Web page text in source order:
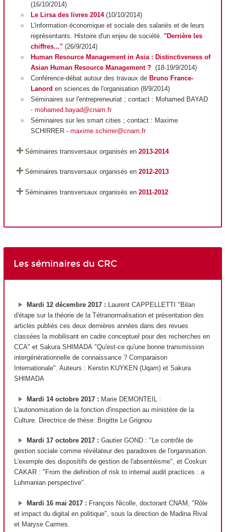
(16/10/2014)
Le Lirsa des livres 2014 (10/10/2014)
L'information économique et sociale des salariés et de leurs
représentants. Histoire d'un enjeu de société. "Derrière les
chiffres..." (26/9/2014)
Human Resource Management in Asia : Distinctiveness of
Asian Human Resource Management ? (18-19/9/2014)
Conférence-débat autour des travaux de Bruno France-
Lanord en sciences de l'organisation (8/9/2014)
Séminaires sur l'entrepreneuriat ; contact : Mohamed BAYAD
- mohamed.bayad@cnam.fr
Séminaires sur les smart cities ; contact : Maxime
SCHIRRER - maxime.schirrer@cnam.fr
Séminaires transversaux organisés en 2013-2014
Séminaires transversaux organisés en 2012-2013
Séminaires transversaux organisés en 2011-2012
Les séminaires du CRC
Mardi 12 décembre 2017 : Laurent CAPPELLETTI "Bilan
d'étape sur la théorie de la Tétranormalisation et présentation des
articles publiés ces deux dernières années dans des revues
classées la mobilisant en cadre conceptuel pour des recherches en
CCA" et Sakura SHIMADA "Qu'est-ce qu'une bonne transmission
intergénérationnelle de connaissance ? Comparaison
Internationale". Auteurs : Kerstin KUYKEN (Uqam) et Sakura
SHIMADA
Mardi 14 octobre 2017 : Marie DEMONTEIL :
L'autonomisation de la fonction d'inspection au ministère de la
Culture. Directrice de thèse: Brigitte Le Grignou
Mardi 17 octobre 2017 : Gautier GOND : "Le contrôle de
gestion sociale comme révélateur des paradoxes de l'organisation.
L'exemple des dispositifs de gestion de l'absentéisme", et Coskun
CAKAR : "From the definition of risk to internal audit practices : a
Luhmanian perspective".
Mardi 16 mai 2017 : François Nicolle, doctorant CNAM, "Rôle
et impact du digital en politique", sous la direction de Madina Rival
et Maryse Carmes.